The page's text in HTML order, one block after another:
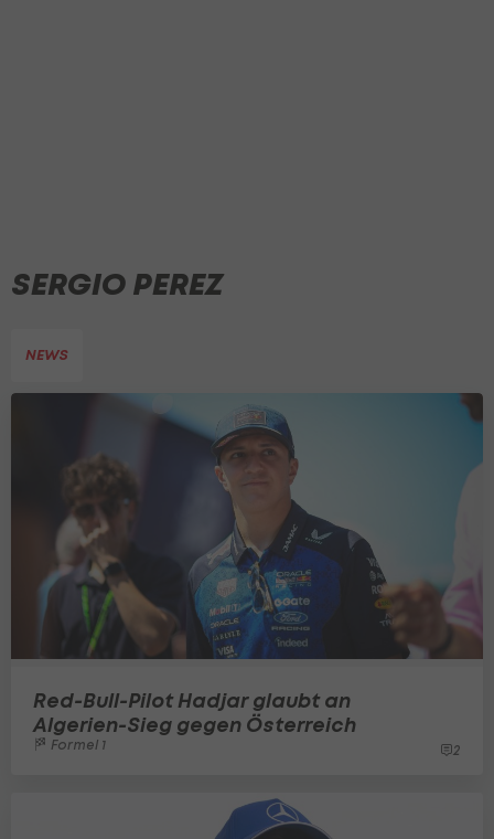
SERGIO PEREZ
NEWS
Red-Bull-Pilot Hadjar glaubt an
Algerien-Sieg gegen Österreich
Formel 1 2